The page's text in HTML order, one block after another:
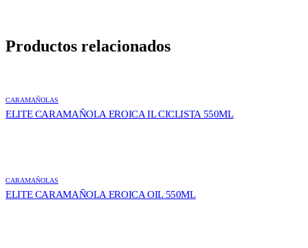
Productos relacionados
CARAMAÑOLAS
ELITE CARAMAÑOLA EROICA IL CICLISTA 550ML
CARAMAÑOLAS
ELITE CARAMAÑOLA EROICA OIL 550ML